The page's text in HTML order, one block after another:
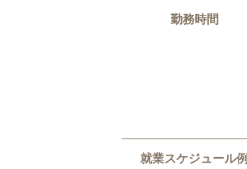
勤務時間
就業スケジュール例